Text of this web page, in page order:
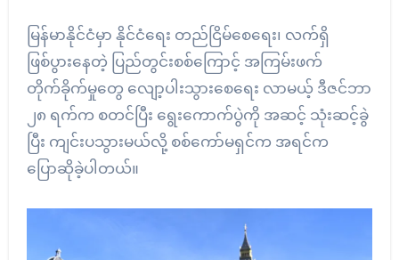
မြန်မာနိုင်ငံမှာ နိုင်ငံရေး တည်ငြိမ်စေရေး၊ လက်ရှိ
ဖြစ်ပွားနေတဲ့ ပြည်တွင်းစစ်ကြောင့် အကြမ်းဖက်
တိုက်ခိုက်မှုတွေ လျော့ပါးသွားစေရေး လာမယ့် ဒီဇင်ဘာ
၂၈ ရက်က စတင်ပြီး ရွေးကောက်ပွဲကို အဆင့် သုံးဆင့်ခွဲ
ပြီး ကျင်းပသွားမယ်လို့ စစ်ကော်မရှင်က အရင်က
ပြောဆိုခဲ့ပါတယ်။